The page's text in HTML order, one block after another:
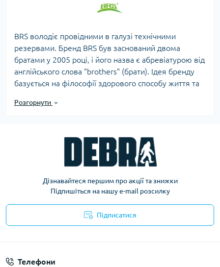
BRS володіє провідними в галузі технічними
резервами. Бренд BRS був заснований двома
братами у 2005 році, і його назва є абревіатурою від
англійського слова "brothers" (брати). Ідея бренду
базується на філософії здорового способу життя та
напрямками діяльності компанії є газові пальники,
BRS володіє передовими технічними ресурсами,
виробничими потужностями та випробувальним
обладнанням, що дозволяє швидко адаптуватися до
змін на ринку. Завдяки високій якості розробки
інноваційних товарів, бренд швидко завоював
ринок, накопичивши понад 1000 місцевих
дистриб'юторів і величезну мережу продажів на
Розгорнути
Дізнавайтеся першим про акції та знижки
Підпишіться на нашу e-mail розсилку
Підписатися
Телефони